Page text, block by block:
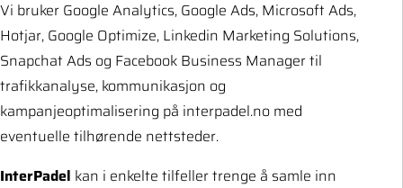
Vi bruker Google Analytics, Google Ads, Microsoft Ads,
Hotjar, Google Optimize, Linkedin Marketing Solutions,
Snapchat Ads og Facebook Business Manager til
trafikkanalyse, kommunikasjon og
kampanjeoptimalisering på interpadel.no med
eventuelle tilhørende nettsteder.
InterPadel kan i enkelte tilfeller trenge å samle inn